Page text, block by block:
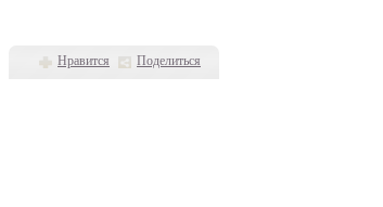
Нравится Поделиться